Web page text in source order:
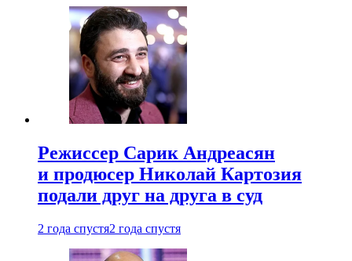
Режиссер Сарик Андреасян
и продюсер Николай Картозия
подали друг на друга в суд
2 года спустя2 года спустя